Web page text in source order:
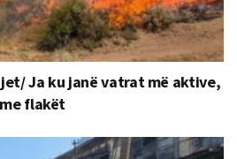
Ja ku janë vatrat më aktive,
flakët